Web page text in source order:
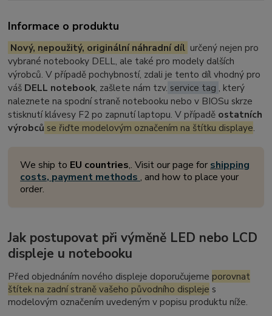
Informace o produktu
Nový, nepoužitý, originální náhradní díl určený nejen pro
vybrané notebooky DELL, ale také pro modely dalších
výrobců. V případě pochybností, zdali je tento díl vhodný pro
váš DELL notebook, zašlete nám tzv. service tag , který
naleznete na spodní straně notebooku nebo v BIOSu skrze
stisknutí klávesy F2 po zapnutí laptopu. V případě ostatních
výrobců se řiďte modelovým označením na štítku displaye.
We ship to EU countries,. Visit our page for shipping
costs, payment methods, and how to place your
order.
Jak postupovat při výměně LED nebo LCD
displeje u notebooku
Před objednáním nového displeje doporučujeme porovnat
štítek na zadní straně vašeho původního displeje s
modelovým označením uvedeným v popisu produktu níže.